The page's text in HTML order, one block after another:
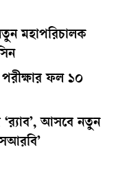
মহাপরিচালক
ফল ১০
‘র‍্যাব’, আসবে নতুন